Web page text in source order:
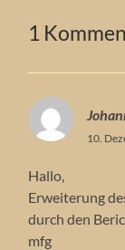
1
10.
Hallo,
Erweiterung
durch den
mfg